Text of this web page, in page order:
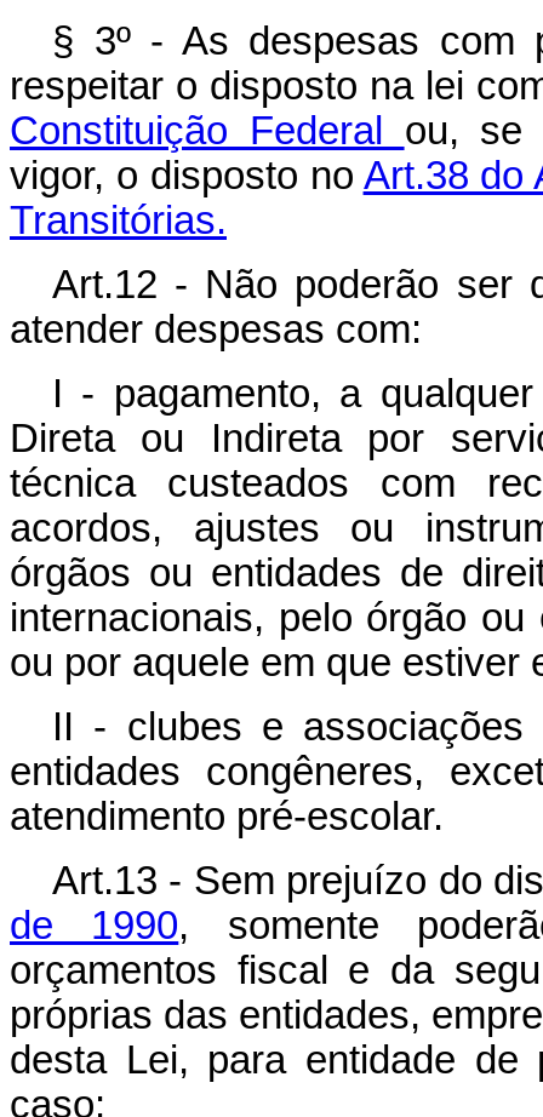
§ 3º - As despesas com
respeitar o disposto na lei
Constituição Federal ou, se
vigor, o disposto no Art.38 do
Transitórias.
Art.12 - Não poderão ser
atender despesas com:
I - pagamento, a
Direta ou Indireta por
técnica custeados com
acordos, ajustes ou
órgãos ou entidades de
internacionais, pelo órgão
ou por aquele em que estiver
II - clubes e associações
entidades congêneres,
atendimento pré-escolar.
Art.13 - Sem prejuízo do
de 1990, somente
orçamentos fiscal e da
próprias das entidades,
desta Lei, para entidade de
caso: